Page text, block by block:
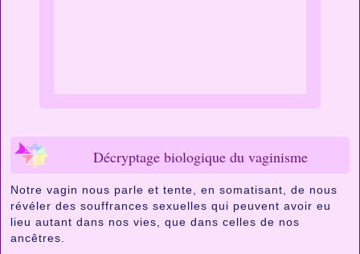
Décryptage biologique du vaginisme
Notre vagin nous parle et tente, en somatisant, de nous
révéler des souffrances sexuelles qui peuvent avoir eu
lieu autant dans nos vies, que dans celles de nos
ancêtres.